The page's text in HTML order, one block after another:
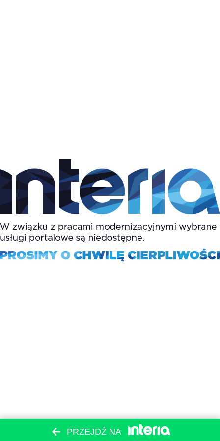
PRZEJDŹ NA